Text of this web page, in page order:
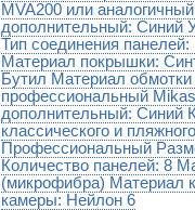
MVA200 или
дополнительный: Синий
Тип соединения
Материал покрышки:
Бутил Материал
профессиональный
дополнительный: Синий
классического и
Профессиональный
Количество панелей: 8
(микрофибра) Материал
камеры: Нейлон 6